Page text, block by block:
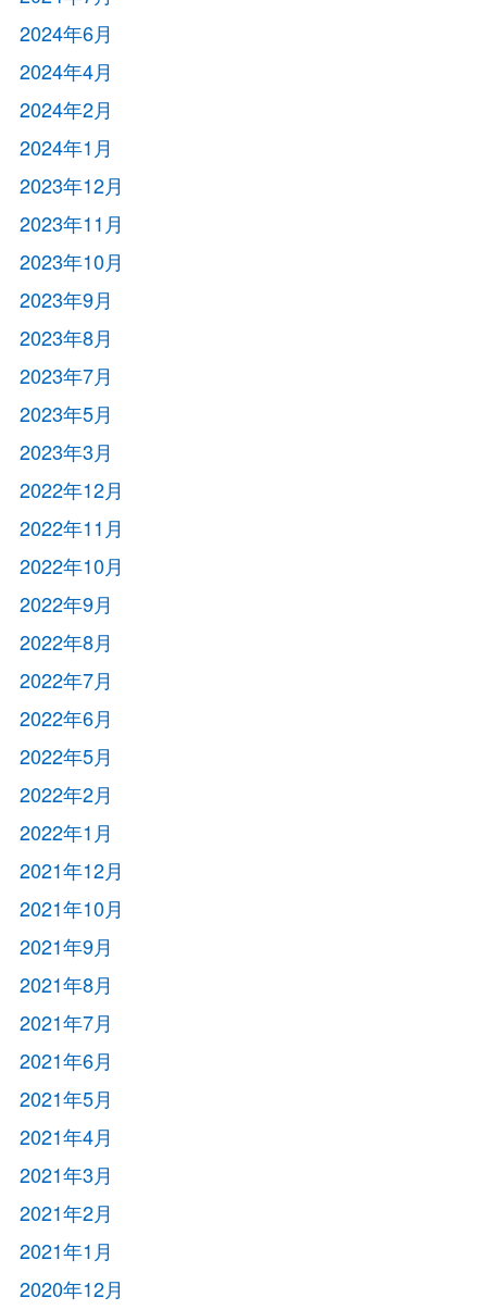
2024年6月
2024年4月
2024年2月
2024年1月
2023年12月
2023年11月
2023年10月
2023年9月
2023年8月
2023年7月
2023年5月
2023年3月
2022年12月
2022年11月
2022年10月
2022年9月
2022年8月
2022年7月
2022年6月
2022年5月
2022年2月
2022年1月
2021年12月
2021年10月
2021年9月
2021年8月
2021年7月
2021年6月
2021年5月
2021年4月
2021年3月
2021年2月
2021年1月
2020年12月